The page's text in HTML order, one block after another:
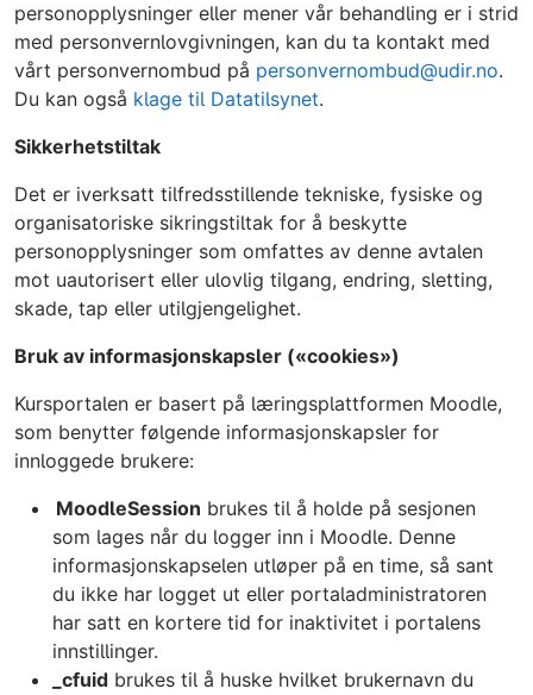
personopplysninger eller mener vår behandling er i strid
med personvernlovgivningen, kan du ta kontakt med
vårt personvernombud på personvernombud@udir.no.
Du kan også klage til Datatilsynet.
Sikkerhetstiltak
Det er iverksatt tilfredsstillende tekniske, fysiske og
organisatoriske sikringstiltak for å beskytte
personopplysninger som omfattes av denne avtalen
mot uautorisert eller ulovlig tilgang, endring, sletting,
skade, tap eller utilgjengelighet.
Bruk av informasjonskapsler («cookies»)
Kursportalen er basert på læringsplattformen Moodle,
som benytter følgende informasjonskapsler for
innloggede brukere:
MoodleSession brukes til å holde på sesjonen
som lages når du logger inn i Moodle. Denne
informasjonskapselen utløper på en time, så sant
du ikke har logget ut eller portaladministratoren
har satt en kortere tid for inaktivitet i portalens
innstillinger.
_cfuid brukes til å huske hvilket brukernavn du